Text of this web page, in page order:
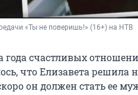
«Ты не поверишь!» (16+) на НТВ
года счастливых
что Елизавета решила
он должен стать ее